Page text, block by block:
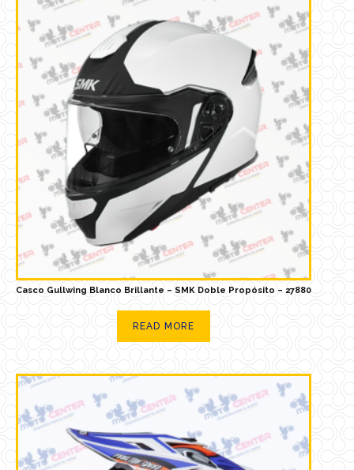
Casco Gullwing Blanco Brillante – SMK Doble Propósito – 27880
READ MORE